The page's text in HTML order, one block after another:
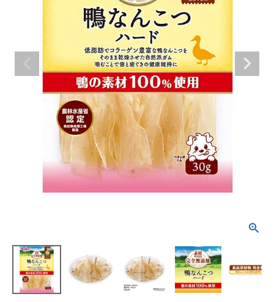
SNS
ご利用案内
ACCOUNT MENU
ようこそ ゲスト 様
ログイン person 新規会員登録